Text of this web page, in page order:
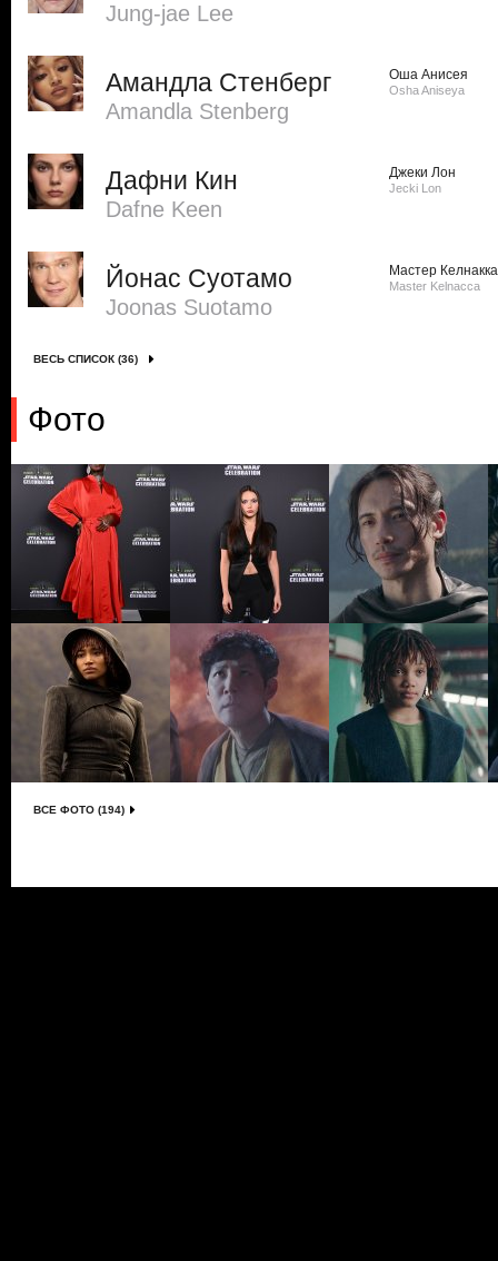
Jung-jae Lee
Амандла Стенберг
Amandla Stenberg
Оша Анисея
Osha Aniseya
Дафни Кин
Dafne Keen
Джеки Лон
Jecki Lon
Йонас Суотамо
Joonas Suotamo
Мастер Келнакка
Master Kelnacca
ВЕСЬ СПИСОК (36)
Фото
ВСЕ ФОТО (194)